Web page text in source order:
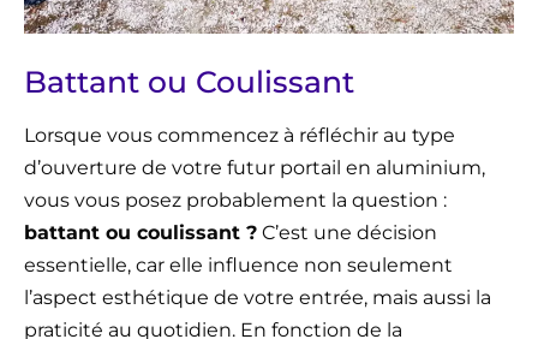
Battant ou Coulissant
Lorsque vous commencez à réfléchir au type
d’ouverture de votre futur portail en aluminium,
vous vous posez probablement la question :
battant ou coulissant ? C’est une décision
essentielle, car elle influence non seulement
l’aspect esthétique de votre entrée, mais aussi la
praticité au quotidien. En fonction de la